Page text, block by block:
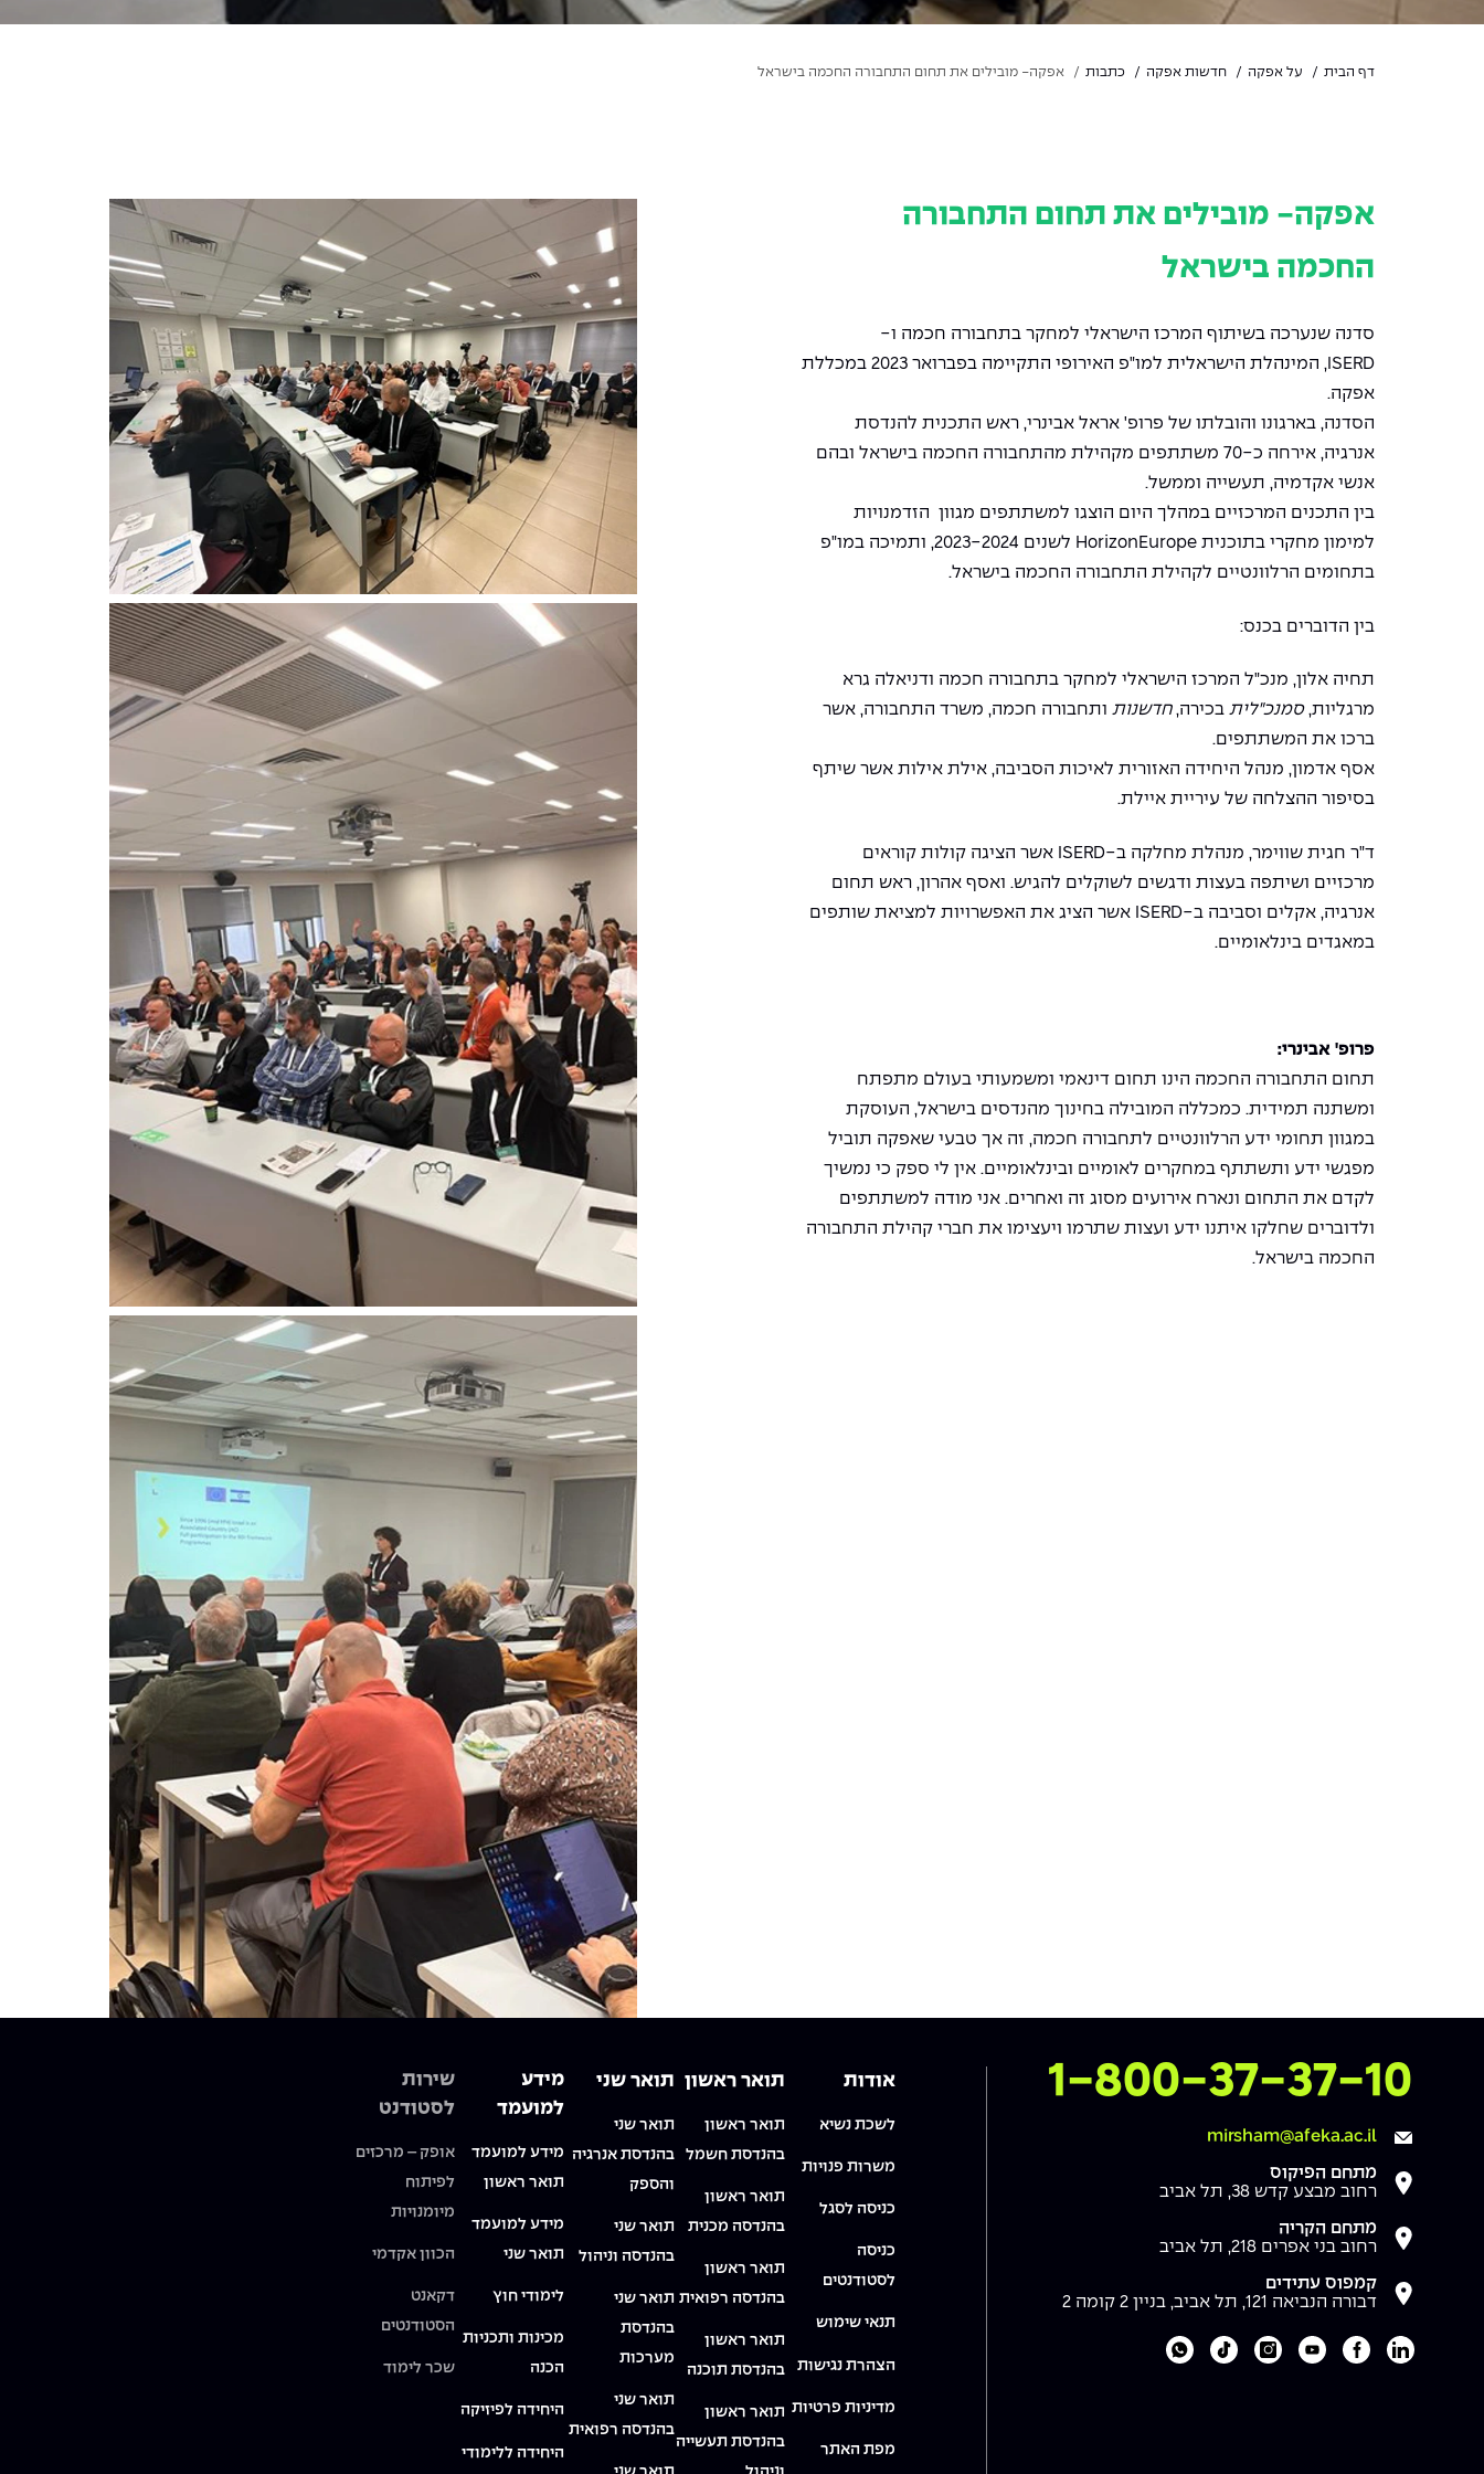
דף הבית על אפקה חדשות אפקה כתבות אפקה- מובילים את תחום התחבורה החכמה בישראל
אפקה- מובילים את תחום התחבורה
החכמה בישראל
סדנה שנערכה בשיתוף המרכז הישראלי למחקר בתחבורה חכמה ו-
ISERD, המינהלת הישראלית למו"פ האירופי התקיימה בפברואר 2023 במכללת
אפקה.
הסדנה, בארגונו והובלתו של פרופ' אראל אבינרי, ראש התכנית להנדסת
אנרגיה, אירחה כ-70 משתתפים מקהילת מהתחבורה החכמה בישראל ובהם
אנשי אקדמיה, תעשייה וממשל.
בין התכנים המרכזיים במהלך היום הוצגו למשתתפים מגוון הזדמנויות
למימון מחקרי בתוכנית HorizonEurope
לשנים 2023-2024, ותמיכה במו"פ
בתחומים הרלוונטיים לקהילת התחבורה החכמה בישראל.
בין הדוברים בכנס:
תחיה אלון, מנכ"ל המרכז הישראלי למחקר בתחבורה חכמה ודניאלה גרא
מרגליות, סמנכ"לית בכירה,חדשנות ותחבורה חכמה, משרד התחבורה, אשר
ברכו את המשתתפים.
אסף אדמון, מנהל היחידה האזורית לאיכות הסביבה, אילת אילות אשר שיתף
בסיפור ההצלחה של עיריית איילת.
ד"ר חגית שווימר, מנהלת מחלקה ב-ISERD אשר הציגה קולות קוראים
מרכזיים ושיתפה בעצות ודגשים לשוקלים להגיש. ואסף אהרון, ראש תחום
אנרגיה, אקלים וסביבה ב-ISERD אשר הציג את האפשרויות למציאת שותפים
במאגדים בינלאומיים.
פרופ' אבינרי:
תחום התחבורה החכמה הינו תחום דינאמי ומשמעותי בעולם מתפתח
ומשתנה תמידית. כמכללה המובילה בחינוך מהנדסים בישראל, העוסקת
במגוון תחומי ידע הרלוונטיים לתחבורה חכמה, זה אך טבעי שאפקה תוביל
מפגשי ידע ותשתתף במחקרים לאומיים ובינלאומיים. אין לי ספק כי נמשיך
לקדם את התחום ונארח אירועים מסוג זה ואחרים. אני מודה למשתתפים
ולדוברים שחלקו איתנו ידע ועצות שתרמו ויעצימו את חברי קהילת התחבורה
החכמה בישראל.
צרו איתנו קשר
1-800-37-37-10
mirsham@afeka.ac.il
מתחם הפיקוס
רחוב מבצע קדש 38, תל אביב
מתחם הקריה
רחוב בני אפרים 218, תל אביב
קמפוס עתידים
דבורה הנביאה 121, תל אביב, בניין 2 קומה 2
לעמוד הלינקדאין של מכללת אפקה
לעמוד הפייסבוק של מכללת אפקה
לעמוד היוטיוב של מכללת אפקה
לעמוד האינסטגרם של מכללת אפקה
לעמוד הטיקטוק של מכללת אפקה
לוואטסאפ של מכללת אפקה
אודות
לשכת נשיא
משרות פנויות
כניסה לסגל
כניסה
לסטודנטים
תנאי שימוש
הצהרת נגישות
מדיניות פרטיות
מפת האתר
תואר ראשון
תואר ראשון
בהנדסת חשמל
תואר ראשון
בהנדסה מכנית
תואר ראשון
בהנדסה רפואית
תואר ראשון
בהנדסת תוכנה
תואר ראשון
בהנדסת תעשייה
תואר שני
תואר שני
בהנדסת אנרגיה
והספק
תואר שני
בהנדסה וניהול
תואר שני
בהנדסת
מערכות
תואר שני
בהנדסה רפואית
מידע
למועמד
מידע למועמד
תואר ראשון
מידע למועמד
תואר שני
לימודי חוץ
מכינות ותכניות
הכנה
היחידה לפיזיקה
היחידה ללימודי
שירות
לסטודנט
אופק – מרכזים
לפיתוח
מיומנויות
הכוון אקדמי
דקאנט
הסטודנטים
שכר לימוד